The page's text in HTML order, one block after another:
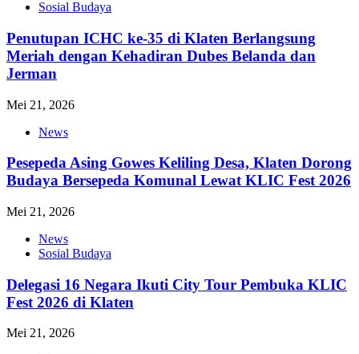
Sosial Budaya
Penutupan ICHC ke-35 di Klaten Berlangsung
Meriah dengan Kehadiran Dubes Belanda dan
Jerman
Mei 21, 2026
News
Pesepeda Asing Gowes Keliling Desa, Klaten Dorong
Budaya Bersepeda Komunal Lewat KLIC Fest 2026
Mei 21, 2026
News
Sosial Budaya
Delegasi 16 Negara Ikuti City Tour Pembuka KLIC
Fest 2026 di Klaten
Mei 21, 2026